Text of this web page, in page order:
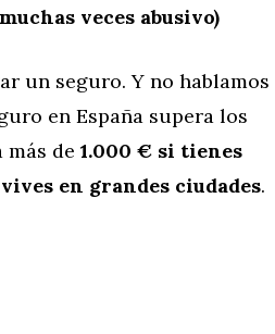
veces abusivo)
un seguro. Y no hablamos
en España supera los
de 1.000 € si tienes
en grandes ciudades.